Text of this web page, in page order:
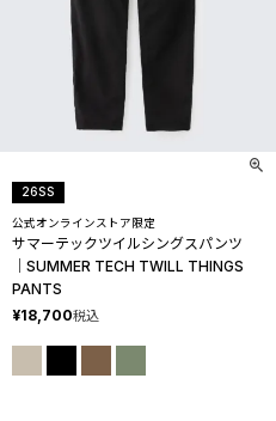
公式オンラインストア限定
サマーテックツイルシングスパンツ
│SUMMER TECH TWILL THINGS
PANTS
26SS
¥18,700税込